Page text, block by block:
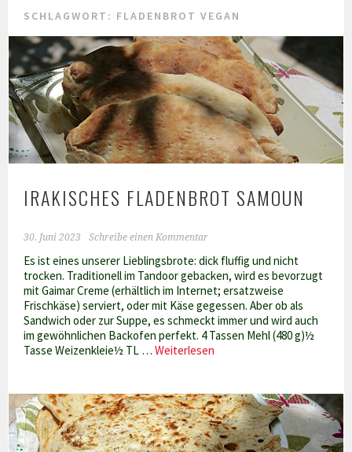
SCHLAGWORT: FLADENBROT VEGAN
IRAKISCHES FLADENBROT SAMOUN
30. Juni 2023 Schreibe einen Kommentar
Es ist eines unserer Lieblingsbrote: dick fluffig und nicht
trocken. Traditionell im Tandoor gebacken, wird es bevorzugt
mit Gaimar Creme (erhältlich im Internet; ersatzweise
Frischkäse) serviert, oder mit Käse gegessen. Aber ob als
Sandwich oder zur Suppe, es schmeckt immer und wird auch
im gewöhnlichen Backofen perfekt. 4 Tassen Mehl (480 g)½
Tasse Weizenkleie½ TL …Weiterlesen